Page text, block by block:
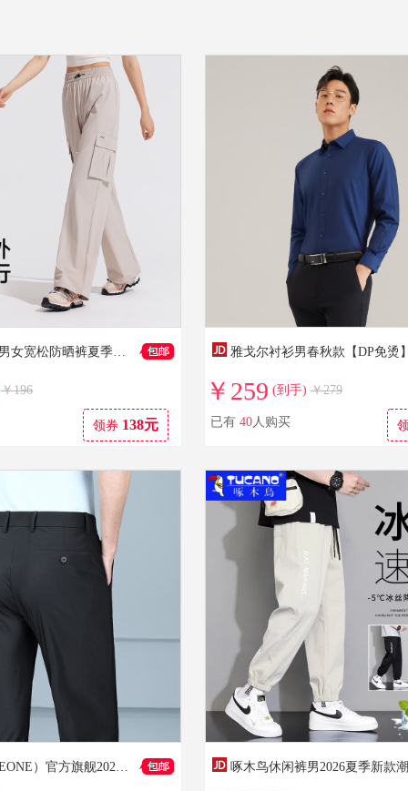
VVC休闲裤男女宽松防晒裤夏季阔腿裤防紫外线百搭裤子 浅卡色 M
￥196
领券 138元
￥259 (到手) ￥279
已有 40人购买
九牧王（JOEONE）官方旗舰2026年夏季薄款冰丝弹力直筒裤男士休闲商务免烫西装裤 黑色 32